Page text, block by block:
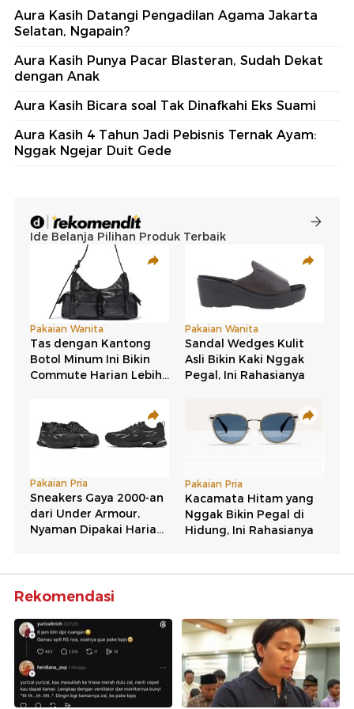
Aura Kasih Datangi Pengadilan Agama Jakarta
Selatan, Ngapain?
Aura Kasih Punya Pacar Blasteran, Sudah Dekat
dengan Anak
Aura Kasih Bicara soal Tak Dinafkahi Eks Suami
Aura Kasih 4 Tahun Jadi Pebisnis Ternak Ayam:
Nggak Ngejar Duit Gede
Rekomendasi